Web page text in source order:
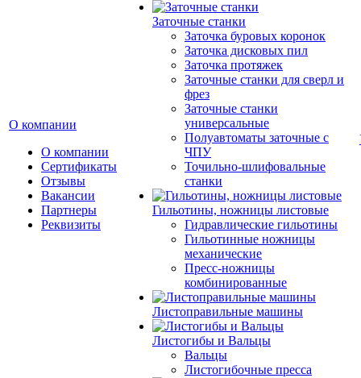
О компании
О компании
Сертификаты
Отзывы
Вакансии
Партнеры
Реквизиты
Заточные станки
Заточка буровых коронок
Заточка дисковых пил
Заточка протяжек
Заточные станки для сверл и
фрез
Заточные станки
универсальные
Полуавтоматы заточные с
ЧПУ
Точильно-шлифовальные
станки
Гильотины, ножницы листовые
Гидравлические гильотины
Гильотинные ножницы
механические
Пресс-ножницы
комбинированные
Листоправильные машины
Листогибы и Вальцы
Вальцы
Листогибочные пресса